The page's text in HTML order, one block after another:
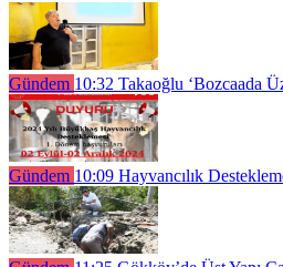
Gündem 10:32 Takaoğlu ‘Bozcaada
Gündem 10:09 Hayvancılık